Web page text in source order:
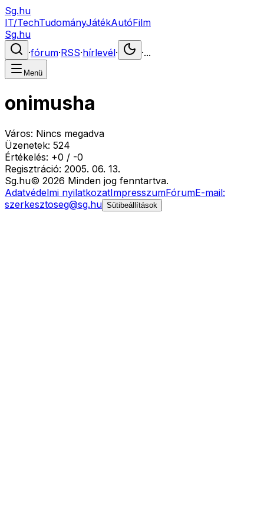
Sg.hu
IT/TechTudományJátékAutóFilm
Sg.hu
·fórum·RSS·hírlevél· ·...
Menü
onimusha
Város: Nincs megadva
Üzenetek: 524
Értékelés: +0 / -0
Regisztráció: 2005. 06. 13.
Sg.hu© 2026 Minden jog fenntartva.
Adatvédelmi nyilatkozatImpresszumFórumE-mail:
szerkesztoseg@sg.hu Sütibeállítások